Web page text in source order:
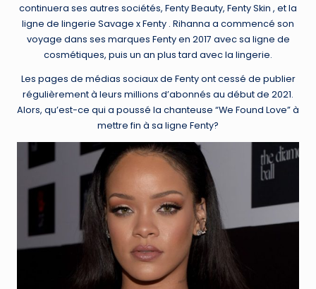
continuera ses autres sociétés, Fenty Beauty, Fenty Skin , et la
ligne de lingerie Savage x Fenty . Rihanna a commencé son
voyage dans ses marques Fenty en 2017 avec sa ligne de
cosmétiques, puis un an plus tard avec la lingerie.
Les pages de médias sociaux de Fenty ont cessé de publier
régulièrement à leurs millions d’abonnés au début de 2021.
Alors, qu’est-ce qui a poussé la chanteuse “We Found Love” à
mettre fin à sa ligne Fenty?